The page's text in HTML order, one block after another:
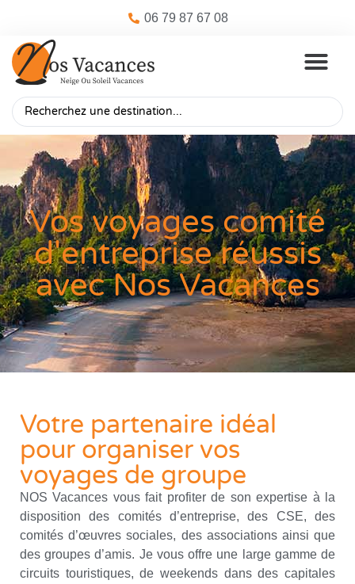
06 79 87 67 08
Vos voyages comité
d'entreprise réussis
avec Nos Vacances
Votre partenaire idéal
pour organiser vos
voyages de groupe
NOS Vacances vous fait profiter de son expertise à la
disposition des comités d’entreprise, des CSE, des
comités d’œuvres sociales, des associations ainsi que
des groupes d’amis. Je vous offre une large gamme de
circuits touristiques, de weekends dans des capitales